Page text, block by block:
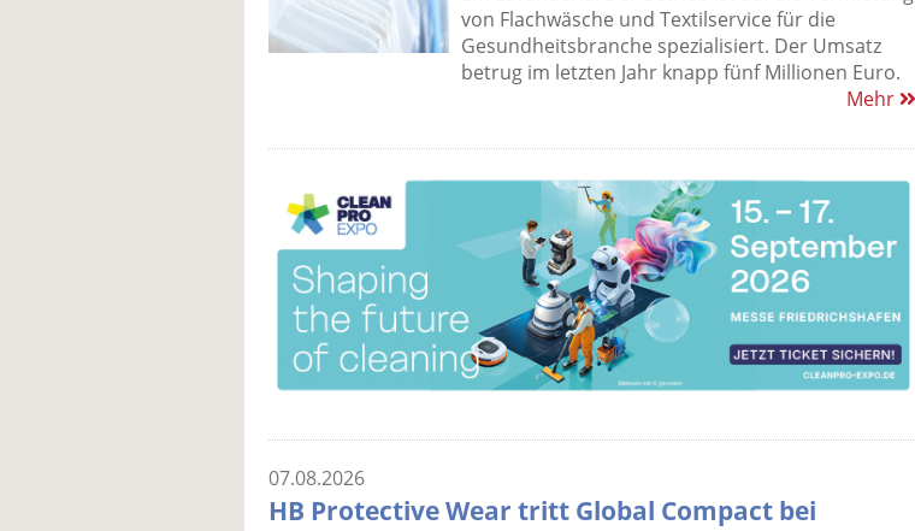
von Flachwäsche und Textilservice für die
Gesundheitsbranche spezialisiert. Der Umsatz
betrug im letzten Jahr knapp fünf Millionen Euro.
Mehr
07.08.2026
HB Protective Wear tritt Global Compact bei